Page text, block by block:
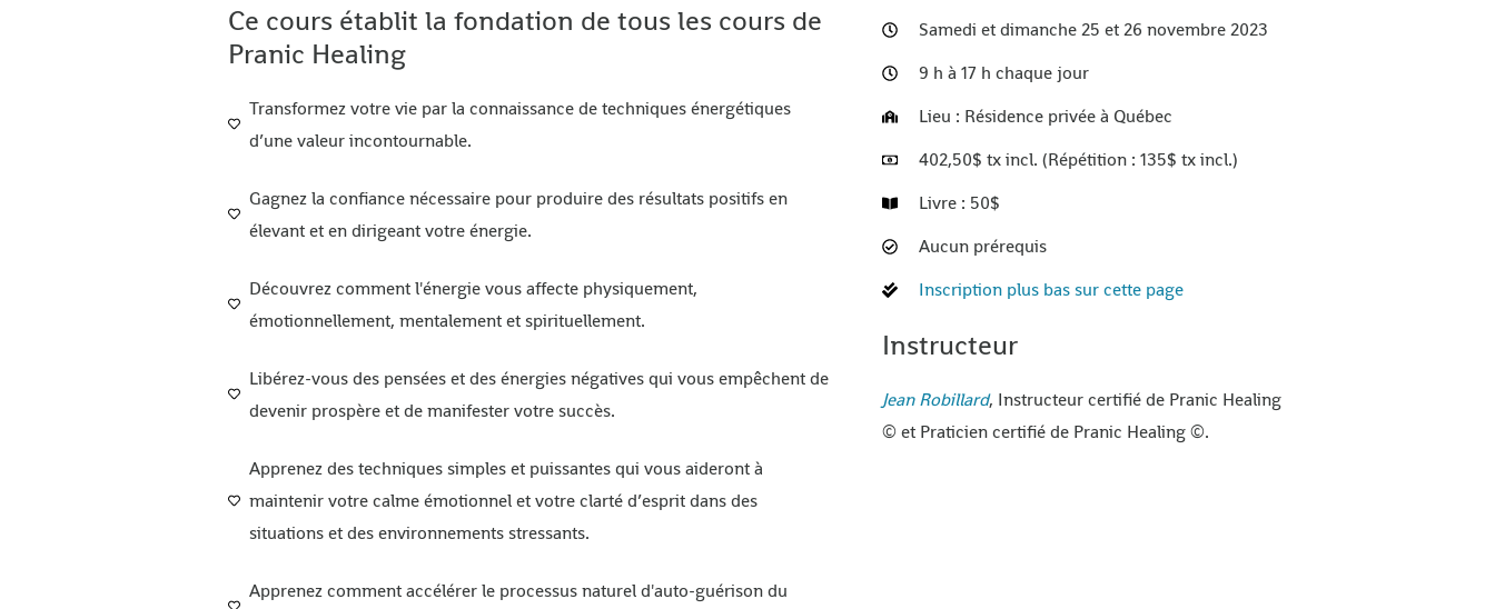
Ce cours établit la fondation de tous les cours de
Pranic Healing
Transformez votre vie par la connaissance de techniques énergétiques
d’une valeur incontournable.
Gagnez la confiance nécessaire pour produire des résultats positifs en
élevant et en dirigeant votre énergie.
Découvrez comment l'énergie vous affecte physiquement,
émotionnellement, mentalement et spirituellement.
Libérez-vous des pensées et des énergies négatives qui vous empêchent de
devenir prospère et de manifester votre succès.
Apprenez des techniques simples et puissantes qui vous aideront à
maintenir votre calme émotionnel et votre clarté d’esprit dans des
situations et des environnements stressants.
Apprenez comment accélérer le processus naturel d'auto-guérison du
Samedi et dimanche 25 et 26 novembre 2023
9 h à 17 h chaque jour
Lieu : Résidence privée à Québec
402,50$ tx incl. (Répétition : 135$ tx incl.)
Livre : 50$
Aucun prérequis
Inscription plus bas sur cette page
Instructeur
Jean Robillard, Instructeur certifié de Pranic Healing
© et Praticien certifié de Pranic Healing ©.